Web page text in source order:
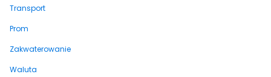
Transport
Prom
Zakwaterowanie
Waluta